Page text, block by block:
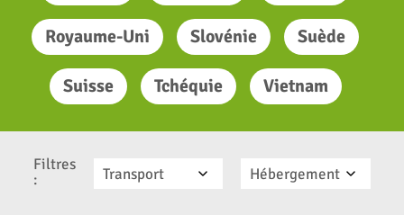
Royaume-Uni Slovénie Suède
Suisse Tchéquie Vietnam
Filtres
:
Transport Hébergement